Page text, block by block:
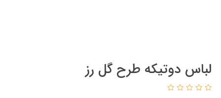
لباس دوتیکه طرح گل رز